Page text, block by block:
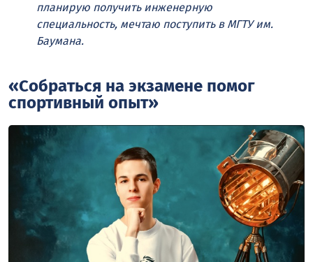
планирую получить инженерную
специальность, мечтаю поступить в МГТУ им.
Баумана.
«Собраться на экзамене помог
спортивный опыт»